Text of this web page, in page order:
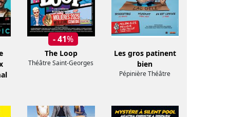
- 41%
The Loop
Théâtre Saint-Georges
Les gros patinent
bien
Pépinière Théâtre